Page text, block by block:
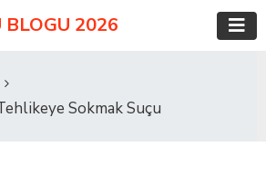
2026
Sokmak Suçu